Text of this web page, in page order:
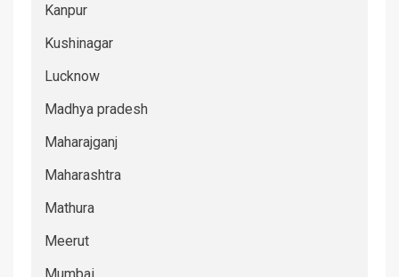
Kanpur
Kushinagar
Lucknow
Madhya pradesh
Maharajganj
Maharashtra
Mathura
Meerut